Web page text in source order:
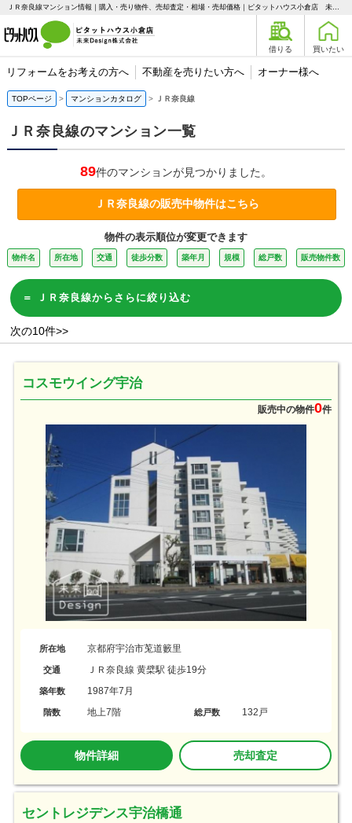
ＪＲ奈良線マンション情報｜購入・売り物件、売却査定・相場・売却価格｜ピタットハウス小倉店 未来Design株式会社
借りる 買いたい
リフォームをお考えの方へ 不動産を売りたい方へ オーナー様へ
TOPページ マンションカタログ ＪＲ奈良線
ＪＲ奈良線のマンション一覧
89件のマンションが見つかりました。
ＪＲ奈良線の販売中物件はこちら
物件の表示順位が変更できます
物件名 所在地 交通 徒歩分数 築年月 規模 総戸数 販売物件数
＝ ＪＲ奈良線からさらに絞り込む
次の10件>>
コスモウイング宇治
販売中の物件0件
所在地 京都府宇治市莵道籔里
交通 ＪＲ奈良線 黄檗駅 徒歩19分
築年数 1987年7月
階数 地上7階 総戸数 132戸
物件詳細 売却査定
セントレジデンス宇治橋通